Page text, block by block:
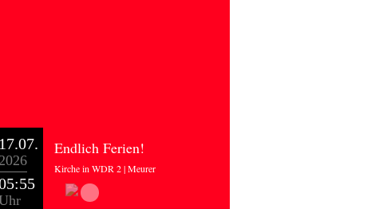
17.07. Endlich Ferien!
Kirche in WDR 2 | Meurer